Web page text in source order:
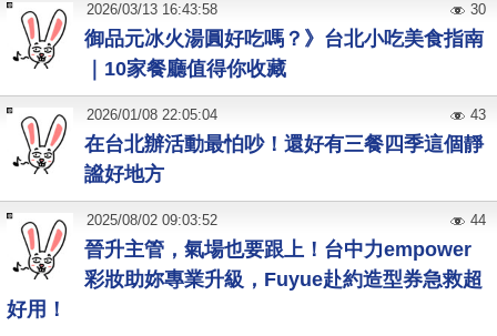
御品元冰火湯圓好吃嗎？》台北小吃美食指南
｜10家餐廳值得你收藏
2026/03/13 16:43:58 30
在台北辦活動最怕吵！還好有三餐四季這個靜
謐好地方
2026/01/08 22:05:04 43
晉升主管，氣場也要跟上！台中力empower
彩妝助妳專業升級，Fuyue赴約造型券急救超
好用！
2025/08/02 09:03:52 44